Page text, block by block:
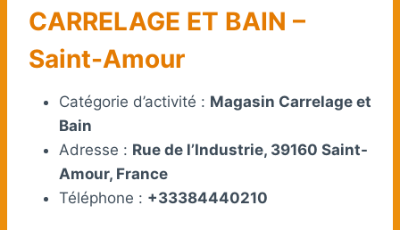
CARRELAGE ET BAIN –
Saint-Amour
Catégorie d’activité : Magasin Carrelage et
Bain
Adresse : Rue de l’Industrie, 39160 Saint-
Amour, France
Téléphone : +33384440210